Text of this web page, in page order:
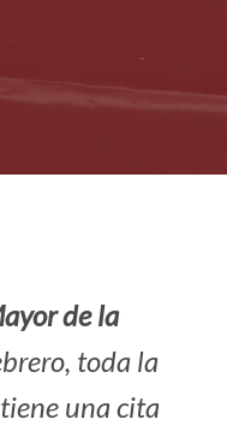
de la
toda la
una cita